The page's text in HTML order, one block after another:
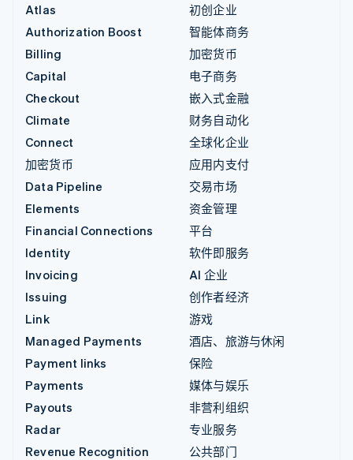
Atlas
Authorization Boost
Billing
Capital
Checkout
Climate
Connect
加密货币
Data Pipeline
Elements
Financial Connections
Identity
Invoicing
Issuing
Link
Managed Payments
Payment links
Payments
Payouts
Radar
Revenue Recognition
初创企业
智能体商务
加密货币
电子商务
嵌入式金融
财务自动化
全球化企业
应用内支付
交易市场
资金管理
平台
软件即服务
AI 企业
创作者经济
游戏
酒店、旅游与休闲
保险
媒体与娱乐
非营利组织
专业服务
公共部门